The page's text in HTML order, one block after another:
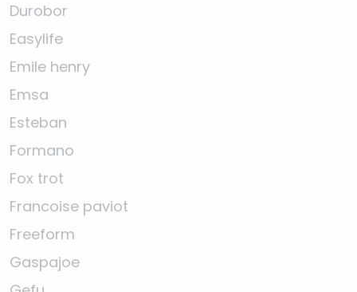
Durobor
Easylife
Emile henry
Emsa
Esteban
Formano
Fox trot
Francoise paviot
Freeform
Gaspajoe